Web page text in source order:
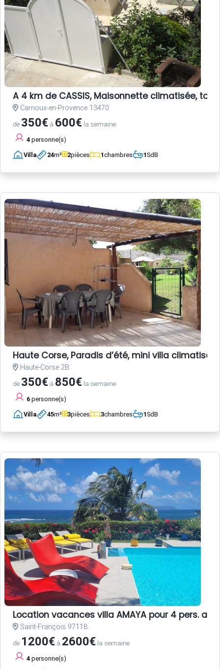
A 4 km de CASSIS, Maisonnette climatisée,
Carnoux-en-Provence 13470
de 350€ à 600€ la semaine
4 personne(s)
Villa 24m² 2pièces 1chambres 1SdB
Haute Corse, Paradis d’été, mini villa
Haute-Corse 2B
de 350€ à 850€ la semaine
6 personne(s)
Villa 45m² 3pièces 3chambres 1SdB
Location vacances villa AMAYA pour 4 pers.
Saint-François 97118
de 1200€ à 2600€ la semaine
4 personne(s)